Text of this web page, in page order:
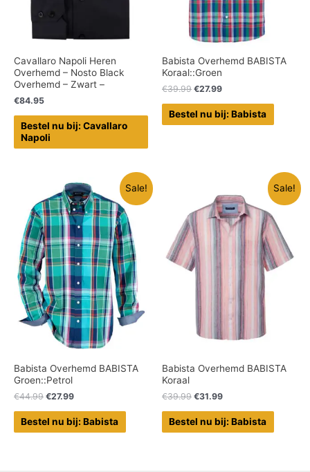
Cavallaro Napoli Heren
Overhemd – Nosto Black
Overhemd – Zwart –
€84.95
Bestel nu bij: Cavallaro
Napoli
Babista Overhemd BABISTA
Koraal::Groen
€39.99 €27.99
Bestel nu bij: Babista
Sale!
Babista Overhemd BABISTA
Groen::Petrol
€44.99 €27.99
Bestel nu bij: Babista
Sale!
Babista Overhemd BABISTA
Koraal
€39.99 €31.99
Bestel nu bij: Babista